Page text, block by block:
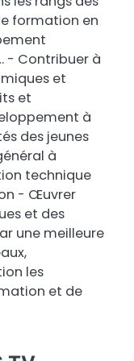
formation en
- Contribuer à
et
et
à
des jeunes
à
technique
- Œuvrer
et des
une meilleure
les
et de